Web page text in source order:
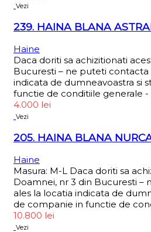
Vezi
239. HAINA BLANA
Haine
Daca doriti sa achizitionati
Bucuresti – ne puteti contacta
indicata de dumneavoastra si
functie de conditiile generale
4.000 lei
Vezi
205. HAINA BLANA
Haine
Masura: M-L Daca doriti sa
Doamnei, nr 3 din Bucuresti –
ales la locatia indicata de
de companie in functie de
10.800 lei
Vezi